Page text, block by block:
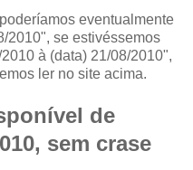
eventualmente
2010", se estivéssemos
à (data) 21/08/2010",
ler no site acima.
de
sem crase